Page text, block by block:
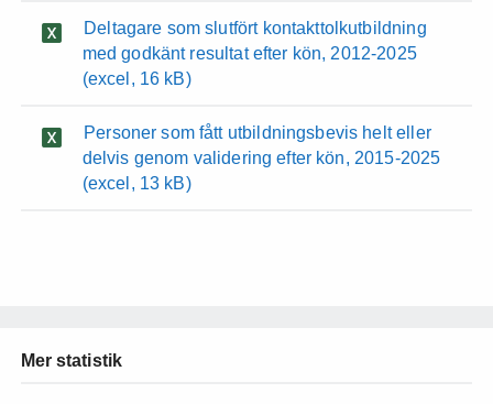
Deltagare som slutfört kontakttolkutbildning
med godkänt resultat efter kön, 2012-2025
(excel, 16 kB)
Personer som fått utbildningsbevis helt eller
delvis genom validering efter kön, 2015-2025
(excel, 13 kB)
Mer statistik